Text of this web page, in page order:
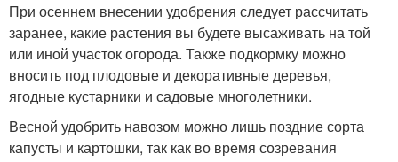
При осеннем внесении удобрения следует рассчитать
заранее, какие растения вы будете высаживать на той
или иной участок огорода. Также подкормку можно
вносить под плодовые и декоративные деревья,
ягодные кустарники и садовые многолетники.
Весной удобрить навозом можно лишь поздние сорта
капусты и картошки, так как во время созревания